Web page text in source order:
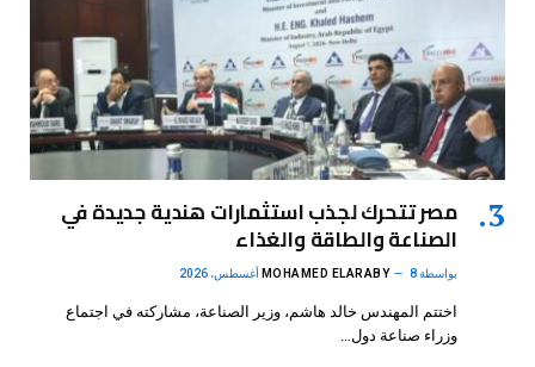
مصر تتحرك لجذب استثمارات هندية جديدة في
الصناعة والطاقة والغذاء
بواسطة MOHAMED ELARABY 8 أغسطس، 2026
اختتم المهندس خالد هاشم، وزير الصناعة، مشاركته في اجتماع
وزراء صناعة دول…